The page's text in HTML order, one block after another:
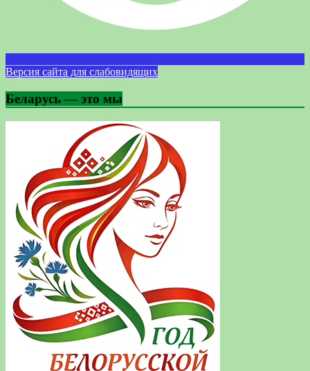
Версия сайта для слабовидящих
Беларусь — это мы